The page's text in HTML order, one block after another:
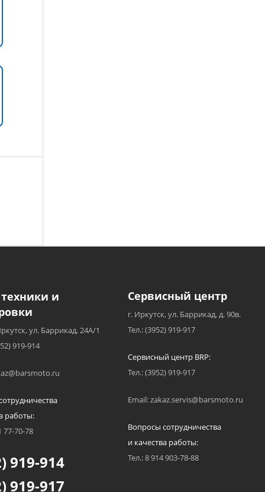
и
ул. Баррикад, 24А/1
919-914
работы:
77-70-78
919-914
919-917
Сервисный центр
г. Иркутск, ул. Баррикад, д. 90в.
Тел.: (3952) 919-917
Сервисный центр BRP:
Тел.: (3952) 919-917
Email: zakaz.servis@barsmoto.ru
Вопросы сотрудничества
и качества работы:
Тел.: 8 914 903-78-88